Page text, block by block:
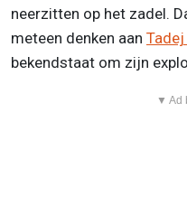
neerzitten op het zadel.
meteen denken aan
bekendstaat om zijn
▼ Ad